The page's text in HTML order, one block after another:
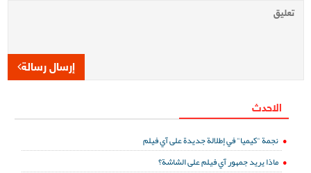
إرسال رسالة
الاحدث
نجمة "كيميا" في إطلالة جديدة على آي فيلم
ماذا يريد جمهور آي فيلم على الشاشة؟